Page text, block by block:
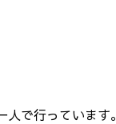
で行っています。